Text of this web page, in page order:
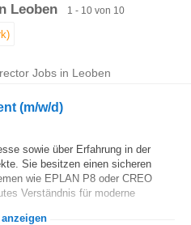
Zeitintensität
Leoben 1 - 10 von 10
Jobs in Leoben
(m/w/d)
sowie über Erfahrung in der
Sie besitzen einen sicheren
wie EPLAN P8 oder CREO
Verständnis für moderne
anzeigen